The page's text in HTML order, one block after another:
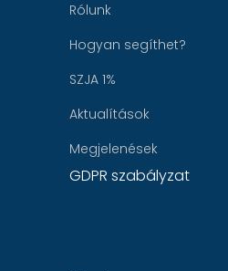
Rólunk
Hogyan segíthet?
SZJA 1%
Aktualítások
Megjelenések
GDPR szabályzat